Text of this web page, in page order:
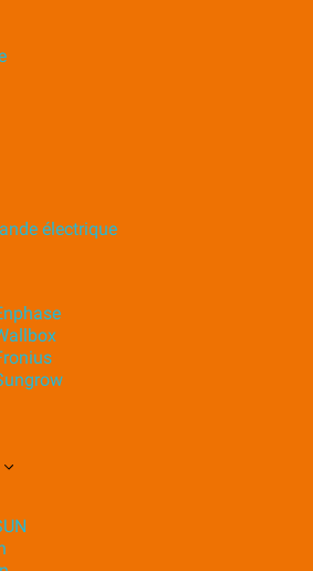
électrique